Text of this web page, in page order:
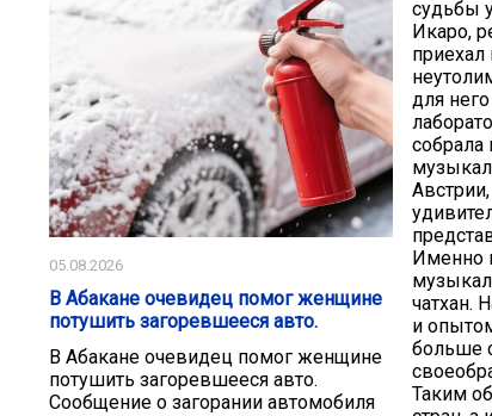
05.08.2026
В Абакане очевидец помог женщине
потушить загоревшееся авто.
В Абакане очевидец помог женщине
потушить загоревшееся авто.
Сообщение о загорании автомобиля
судьбы
Икаро,
для
Именно
чатхан.
и
больше
Таким